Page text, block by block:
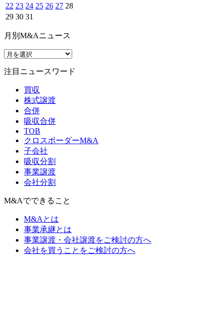
22 23 24 25 26 27 28
29 30 31
月別M&Aニュース
注目ニュースワード
買収
株式譲渡
合併
吸収合併
TOB
クロスボーダーM&A
子会社
吸収分割
事業譲渡
会社分割
M&Aでできること
M&Aとは
事業承継とは
事業譲渡・会社譲渡をご検討の方へ
会社を買うことをご検討の方へ